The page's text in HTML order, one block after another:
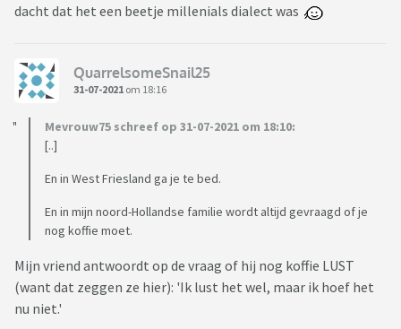
dacht dat het een beetje millenials dialect was
QuarrelsomeSnail25
31-07-2021 om 18:16
Mevrouw75 schreef op 31-07-2021 om 18:10:
[..]
En in West Friesland ga je te bed.
En in mijn noord-Hollandse familie wordt altijd gevraagd of je
nog koffie moet.
Mijn vriend antwoordt op de vraag of hij nog koffie LUST
(want dat zeggen ze hier): 'Ik lust het wel, maar ik hoef het
nu niet.'